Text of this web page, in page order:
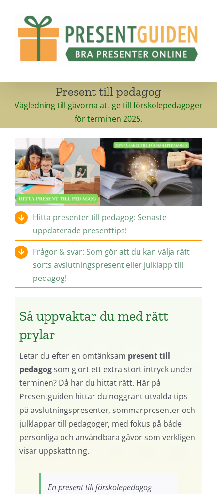
Present till pedagog
Vägledning till gåvorna att ge till förskolepedagoger
för terminen 2025.
Hitta presenter till pedagog: Senaste
uppdaterade presenttips!
Frågor & svar: Som gör att du kan välja rätt
sorts avslutningspresent eller julklapp till
pedagog!
Så uppvaktar du med rätt
prylar
Letar du efter en omtänksam present till
pedagogsom gjort ett extra stort intryck under
terminen? Då har du hittat rätt. Här på
Presentguiden hittar du noggrant utvalda tips
på avslutningspresenter, sommarpresenter och
julklappar till pedagoger, med fokus på både
personliga och användbara gåvor som verkligen
visar uppskattning.
En present till förskolepedagog